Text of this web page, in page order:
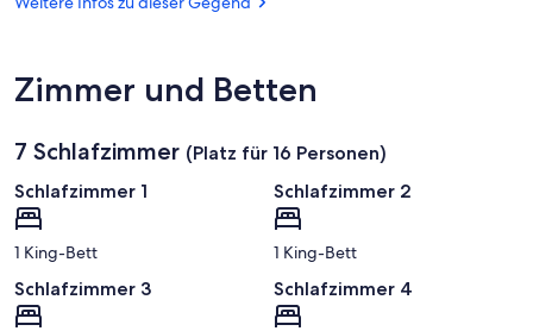
Motorcross
Zimmer und Betten
7 Schlafzimmer (Platz für 16 Personen)
Schlafzimmer 1
1 King-Bett
Schlafzimmer 2
1 King-Bett
Schlafzimmer 3 Schlafzimmer 4